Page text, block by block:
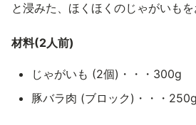
と浸みた、ほくほくのじゃがいもを
材料(2人前)
じゃがいも (2個)・・・300g
豚バラ肉 (ブロック)・・・250g